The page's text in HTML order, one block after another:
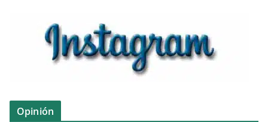
Opinión